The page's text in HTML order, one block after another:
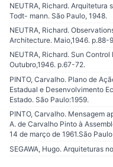
NEUTRA, Richard. Arquitetura
Todt- mann. São Paulo, 1948.
NEUTRA, Richard.
Architecture. Maio,1946. p.88-
NEUTRA, Richard. Sun
Outubro,1946. p.67-72.
PINTO, Carvalho. Plano de
Estadual e Desenvolvimento
Estado. São Paulo:1959.
PINTO, Carvalho. Mensagem
A. de Carvalho Pinto à
14 de março de 1961.São
SEGAWA, Hugo. Arquiteturas